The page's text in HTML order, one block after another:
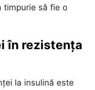
timpurie să fie o
în rezistența
la insulină este